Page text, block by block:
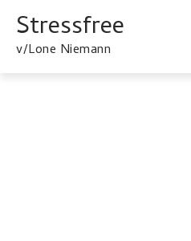
Stressfree
v/Lone Niemann